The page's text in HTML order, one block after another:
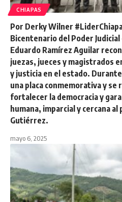
CHIAPAS
Por Derky Wilner
Bicentenario del Poder
Eduardo Ramírez Aguilar
juezas, jueces y magistrados
y justicia en el estado.
una placa conmemorativa y
fortalecer la democracia y
humana, imparcial y cercana
Gutiérrez.
mayo 6, 2025